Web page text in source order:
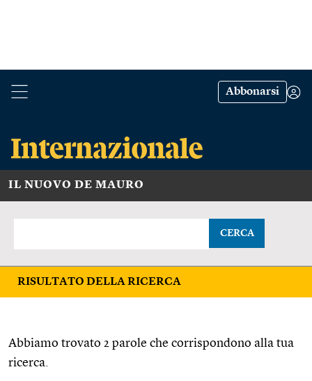
Abbonarsi
IL NUOVO DE MAURO
CERCA
RISULTATO DELLA RICERCA
Abbiamo trovato 2 parole che corrispondono alla tua
ricerca.